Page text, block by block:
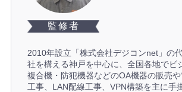
監修者
2010年設立「株式会社デジコンnet」の
社を構える神戸を中心に、全国各地でビ
複合機・防犯機器などのOA機器の販売
工事、LAN配線工事、VPN構築を主に手